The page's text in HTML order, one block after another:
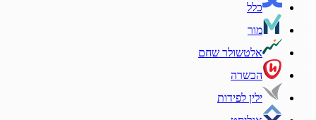
כלל
מור
אלטשולר שחם
הכשרה
ילין לפידות